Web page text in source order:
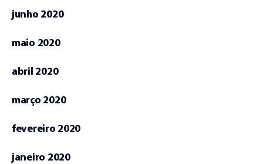
junho 2020
maio 2020
abril 2020
março 2020
fevereiro 2020
janeiro 2020